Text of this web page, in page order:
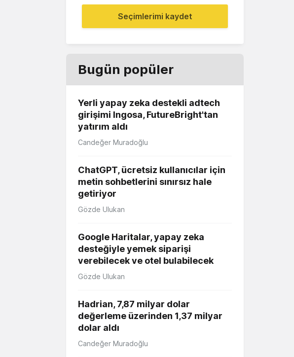
Seçimlerimi kaydet
Bugün popüler
Yerli yapay zeka destekli adtech
girişimi Ingosa, FutureBright'tan
yatırım aldı
Candeğer Muradoğlu
ChatGPT, ücretsiz kullanıcılar için
metin sohbetlerini sınırsız hale
getiriyor
Gözde Ulukan
Google Haritalar, yapay zeka
desteğiyle yemek siparişi
verebilecek ve otel bulabilecek
Gözde Ulukan
Hadrian, 7,87 milyar dolar
değerleme üzerinden 1,37 milyar
dolar aldı
Candeğer Muradoğlu